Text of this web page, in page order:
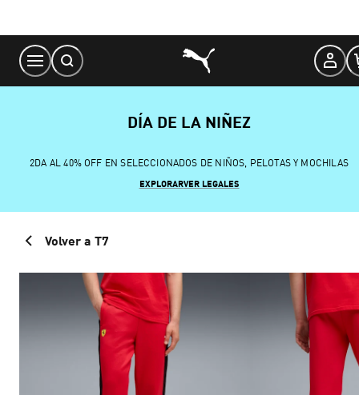
Content
DÍA DE LA NIÑEZ
2DA AL 40% OFF EN SELECCIONADOS DE NIÑOS, PELOTAS Y MOCHILAS
EXPLORARVER LEGALES
Volver a T7